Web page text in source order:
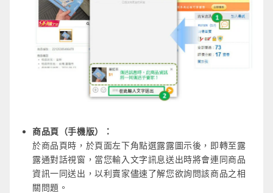
商品頁（手機版）：
於商品頁時，於頁面左下角點選露露圖示後，即轉至露
露通對話視窗，當您輸入文字訊息送出時將會連同商品
資訊一同送出，以利賣家儘速了解您欲詢問該商品之相
關問題。